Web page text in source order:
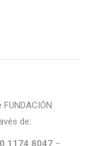
de:
1174 8047 –